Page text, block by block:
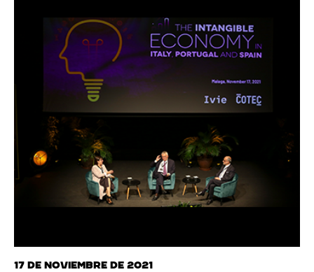
17 de noviembre de 2021